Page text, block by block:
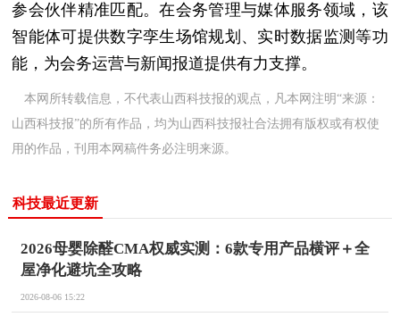
参会伙伴精准匹配。在会务管理与媒体服务领域，该
智能体可提供数字孪生场馆规划、实时数据监测等功
能，为会务运营与新闻报道提供有力支撑。
本网所转载信息，不代表山西科技报的观点，凡本网注明“来源：
山西科技报”的所有作品，均为山西科技报社合法拥有版权或有权使
用的作品，刊用本网稿件务必注明来源。
科技最近更新
2026母婴除醛CMA权威实测：6款专用产品横评＋全
屋净化避坑全攻略
2026-08-06 15:22